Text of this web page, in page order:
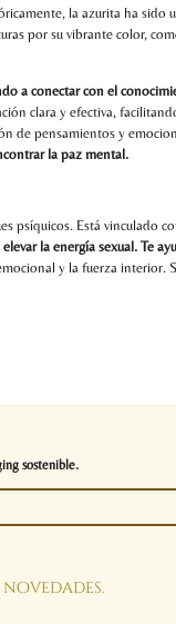
la azurita ha sido
por su vibrante color,
a conectar con el
clara y efectiva,
de pensamientos y
la paz mental.
psíquicos. Está vinculado
la energía sexual. Te
y la fuerza interior.
sostenible.